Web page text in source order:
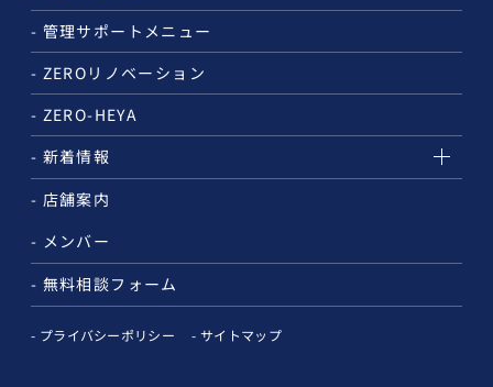
管理サポートメニュー
ZEROリノベーション
ZERO-HEYA
新着情報
店舗案内
メンバー
無料相談フォーム
プライバシーポリシー サイトマップ